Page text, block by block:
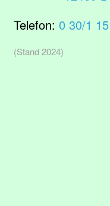
Telefon: 0 30/1 15
(Stand 2024)